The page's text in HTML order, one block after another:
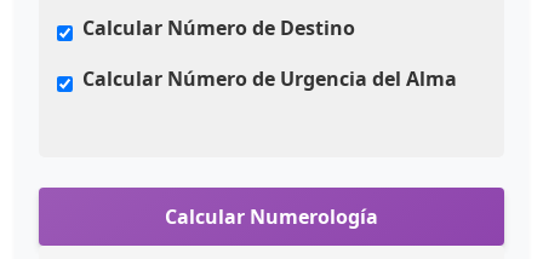
Calcular Número de Destino
Calcular Número de Urgencia del Alma
Calcular Numerología